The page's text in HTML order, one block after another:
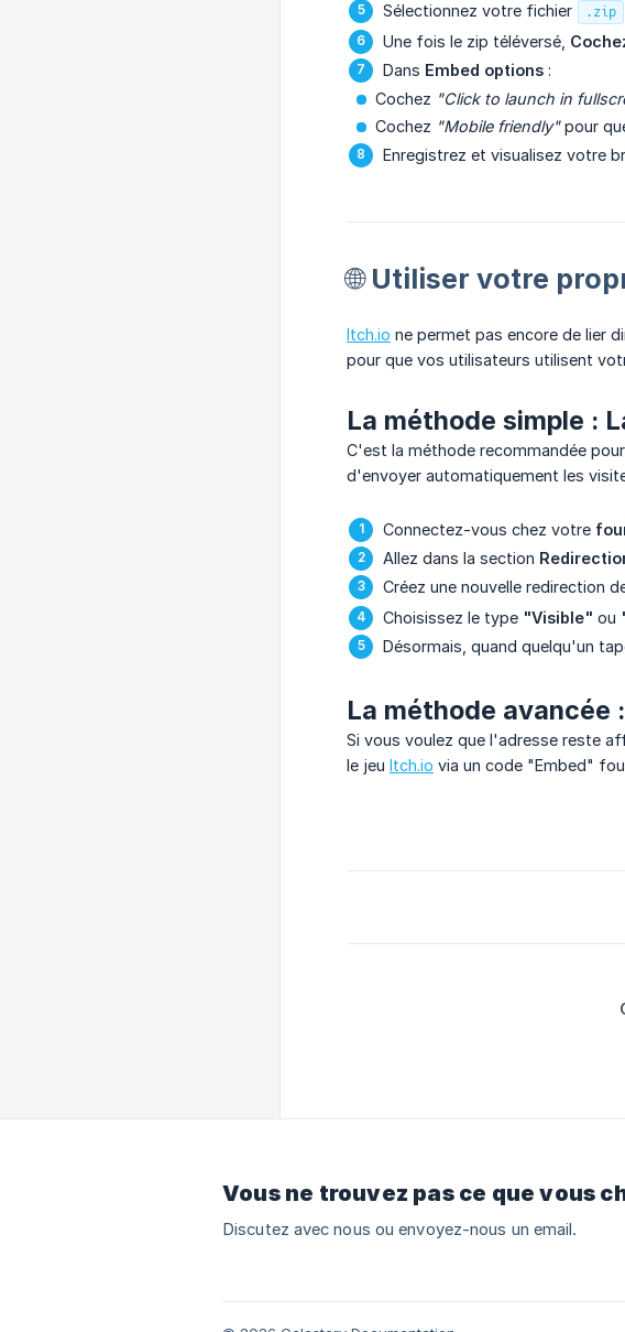
Sélectionnez votre fichier
.zip
Une fois le zip téléversé,
Dans Embed options :
Cochez "Click to launch in
Cochez "Mobile friendly"pour
Enregistrez et visualisez votre
🌐 Utiliser votre
Itch.io ne permet pas encore de lier
pour que vos utilisateurs utilisent
La méthode simple :
C'est la méthode recommandée
d'envoyer automatiquement les
Connectez-vous chez votre
Allez dans la section
Créez une nouvelle redirection
Choisissez le type "Visible" ou
Désormais, quand quelqu'un
La méthode avancée
Si vous voulez que l'adresse reste
le jeu Itch.io via un code "Embed"
Vous ne trouvez pas ce que vous
Discutez avec nous ou envoyez-nous un email.